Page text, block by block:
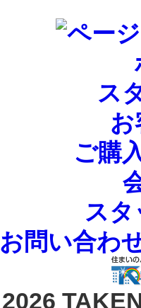
ス
お
ご購
スタ
お問い合わ
2026